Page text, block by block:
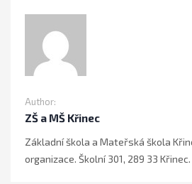
Author:
ZŠ a MŠ Křinec
Základní škola a Mateřská škola
organizace. Školní 301, 289 33 Křinec.